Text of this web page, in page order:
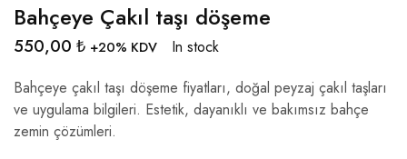
Bahçeye Çakıl taşı döşeme
550,00 ₺ +20% KDV
In stock
Bahçeye çakıl taşı döşeme fiyatları, doğal peyzaj çakıl taşları
ve uygulama bilgileri. Estetik, dayanıklı ve bakımsız bahçe
zemin çözümleri.